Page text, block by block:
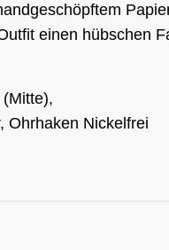
einen hübschen
Ohrhaken Nickelfrei